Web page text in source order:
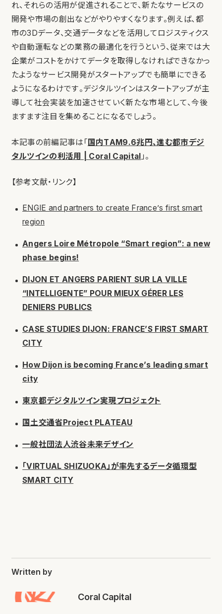
れ、それらの活用が促進されることで、新たなサービスの
開発や市場の創出などがやりやすくなります。例えば、都
市の3Dデータ、交通データなどを活用してロジスティクス
や自動運転などの業務の最適化を行うという、従来では大
企業がコストをかけてデータを取得しなければできなかっ
たようなサービス開発がスタートアップでも簡単にできる
ようになるわけです。デジタルツインはスタートアップが主
導して社会実装を加速させていく新たな市場として、今後
ますます注目を集めることになるでしょう。
本記事の前編記事は「 国内TAM9.6兆円、進む都市デジ
タルツインの利活用 | Coral Capital 」。
【参考文献・リンク】
ENGIE and partners to create France’s first smart
region
Angers Loire Métropole “Smart region”: a new
phase begins!
DIJON ET ANGERS PARIENT SUR LA VILLE
“INTELLIGENTE” POUR MIEUX GÉRER LES
DENIERS PUBLICS
CASE STUDIES DIJON: FRANCE’S FIRST SMART
CITY
How Dijon is becoming France’s leading smart
city
東京都デジタルツイン実現プロジェクト
国土交通省Project PLATEAU
一般社団法人渋谷未来デザイン
「VIRTUAL SHIZUOKA」が率先するデータ循環型
SMART CITY
Written by
Coral Capital